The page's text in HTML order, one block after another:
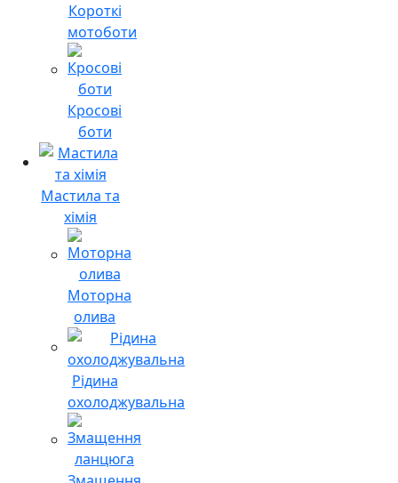
Короткі
мотоботи
Кросові
боти
Мастила та
хімія
Моторна
олива
Рідина
охолоджувальна